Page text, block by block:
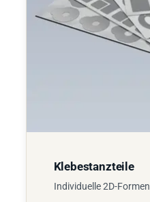
Klebestanzteile
Individuelle 2D-Formen